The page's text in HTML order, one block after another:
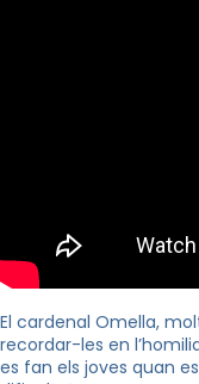
El cardenal Omella,
recordar-les en
es fan els joves quan